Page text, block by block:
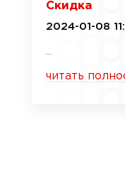
Скидка
2024-01-08
читать